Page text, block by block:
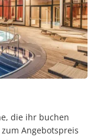
die ihr buchen
Angebotspreis